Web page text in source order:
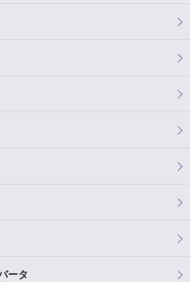
ータ